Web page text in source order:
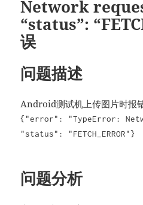
Network
“status”:
误
问题描述
Android测试机上传图片时报
{"error": "TypeError:
"status": "FETCH_ERROR"}
问题分析